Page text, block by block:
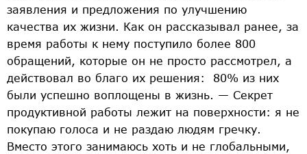
заявления и предложения по улучшению
качества их жизни. Как он рассказывал ранее, за
время работы к нему поступило более 800
обращений, которые он не просто рассмотрел, а
действовал во благо их решения: 80% из них
были успешно воплощены в жизнь. — Секрет
продуктивной работы лежит на поверхности: я не
покупаю голоса и не раздаю людям гречку.
Вместо этого занимаюсь хоть и не глобальными,